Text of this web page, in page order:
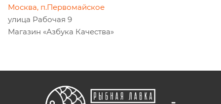
Москва, п.Первомайское
улица Рабочая 9
Магазин «Азбука Качества»